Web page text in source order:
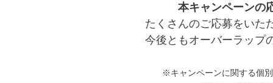
本キャンペーンの
たくさんのご応募をいた
今後ともオーバーラップ
※キャンペーンに関する個